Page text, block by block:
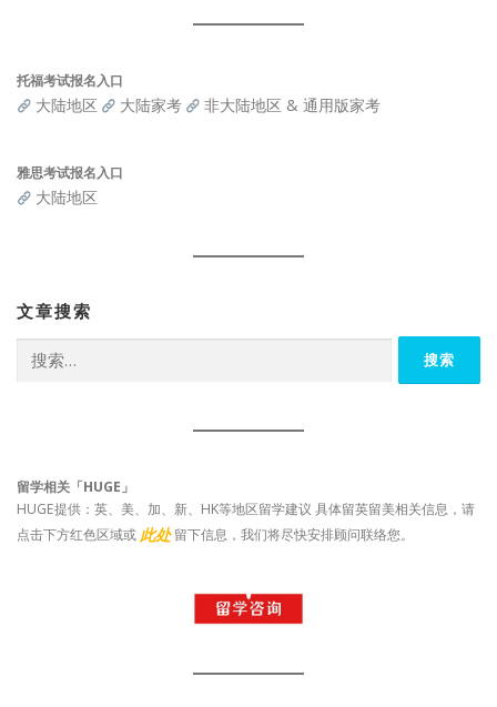
托福考试报名入口
大陆地区 大陆家考 非大陆地区 & 通用版家考
雅思考试报名入口
大陆地区
文章搜索
索：
留学相关「HUGE」
HUGE提供：英、美、加、新、HK等地区留学建议 具体留英留美相关信息，请
点击下方红色区域或 此处 留下信息，我们将尽快安排顾问联络您。